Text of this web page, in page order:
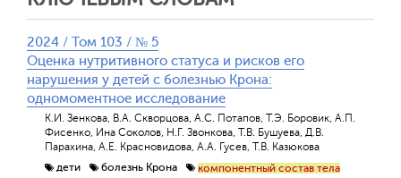
2024 / Том 103 / № 5
Оценка нутритивного статуса и рисков его
нарушения у детей с болезнью Крона:
одномоментное исследование
К.И. Зенкова, В.А. Скворцова, А.С. Потапов, Т.Э. Боровик, А.П.
Фисенко, Ина Соколов, Н.Г. Звонкова, Т.В. Бушуева, Д.В.
Парахина, А.Е. Красновидова, А.А. Гусев, Т.В. Казюкова
дети
болезнь Крона
компонентный состав тела